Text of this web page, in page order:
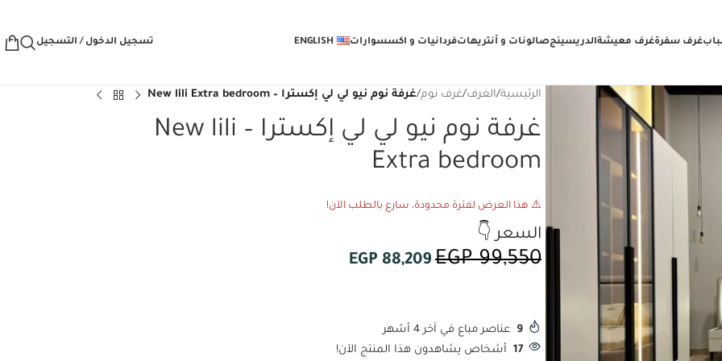
غرف سفرةغرف معيشةالدريسينجصالونات و أنتريهاتفردانيات و اكسسوارات ENGLISH تسجيل الدخول / التسجيل
الرئيسية/الغرف/غرف نوم/غرفة نوم نيو لي لي إكسترا – New lili Extra bedroom
غرفة نوم نيو لي لي إكسترا – New lili
Extra bedroom
⚠️ هذا العرض لفترة محدودة، سارع بالطلب الآن!
السعر 👇
EGP99,550
EGP 88,209
9 عناصر مباع في آخر 4 أشهر
17 أشخاص يشاهدون هذا المنتج الآن!